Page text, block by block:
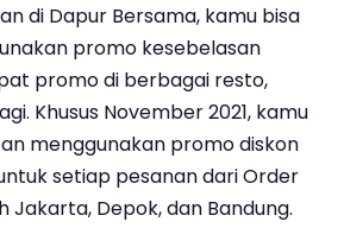
di Dapur Bersama, kamu bisa
promo kesebelasan
promo di berbagai resto,
Khusus November 2021, kamu
menggunakan promo diskon
setiap pesanan dari Order
Jakarta, Depok, dan Bandung.